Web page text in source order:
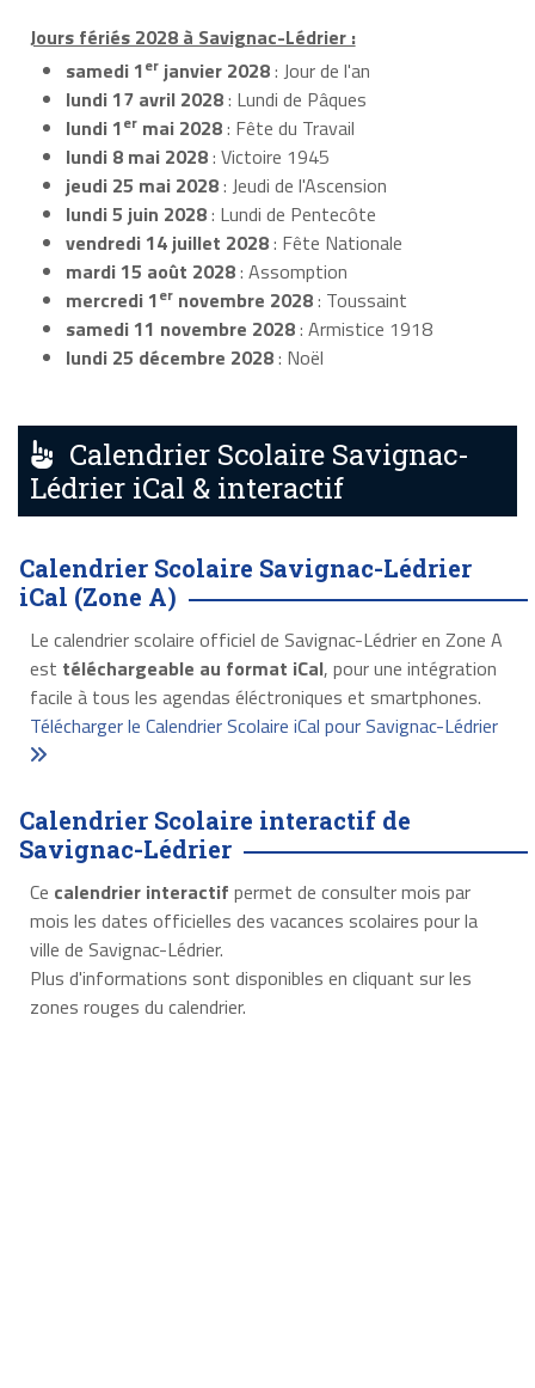
Jours fériés 2028 à Savignac-Lédrier :
samedi 1er janvier 2028: Jour de l'an
lundi 17 avril 2028: Lundi de Pâques
lundi 1er mai 2028: Fête du Travail
lundi 8 mai 2028: Victoire 1945
jeudi 25 mai 2028: Jeudi de l'Ascension
lundi 5 juin 2028: Lundi de Pentecôte
vendredi 14 juillet 2028: Fête Nationale
mardi 15 août 2028: Assomption
mercredi 1er novembre 2028: Toussaint
samedi 11 novembre 2028: Armistice 1918
lundi 25 décembre 2028: Noël
Calendrier Scolaire Savignac-
Lédrier iCal & interactif
Calendrier Scolaire Savignac-Lédrier
iCal (Zone A)
Le calendrier scolaire officiel de Savignac-Lédrier en Zone A
est téléchargeable au format iCal, pour une intégration
facile à tous les agendas éléctroniques et smartphones.
Télécharger le Calendrier Scolaire iCal pour Savignac-Lédrier
Calendrier Scolaire interactif de
Savignac-Lédrier
Ce calendrier interactif permet de consulter mois par
mois les dates officielles des vacances scolaires pour la
ville de Savignac-Lédrier.
Plus d'informations sont disponibles en cliquant sur les
zones rouges du calendrier.